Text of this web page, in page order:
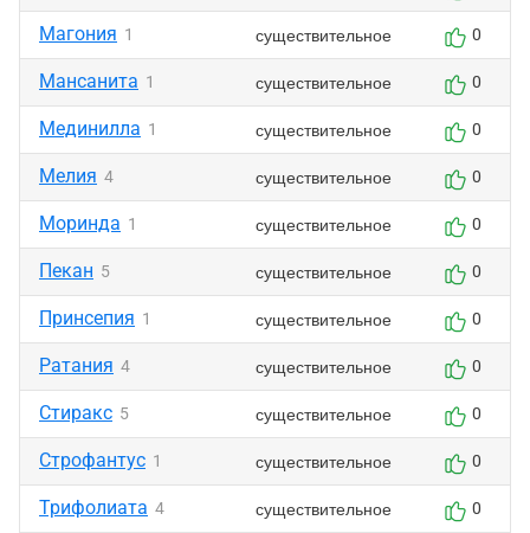
Магония 1 существительное 0
Мансанита 1 существительное 0
Мединилла 1 существительное 0
Мелия 4 существительное 0
Моринда 1 существительное 0
Пекан 5 существительное 0
Принсепия 1 существительное 0
Ратания 4 существительное 0
Стиракс 5 существительное 0
Строфантус 1 существительное 0
Трифолиата 4 существительное 0